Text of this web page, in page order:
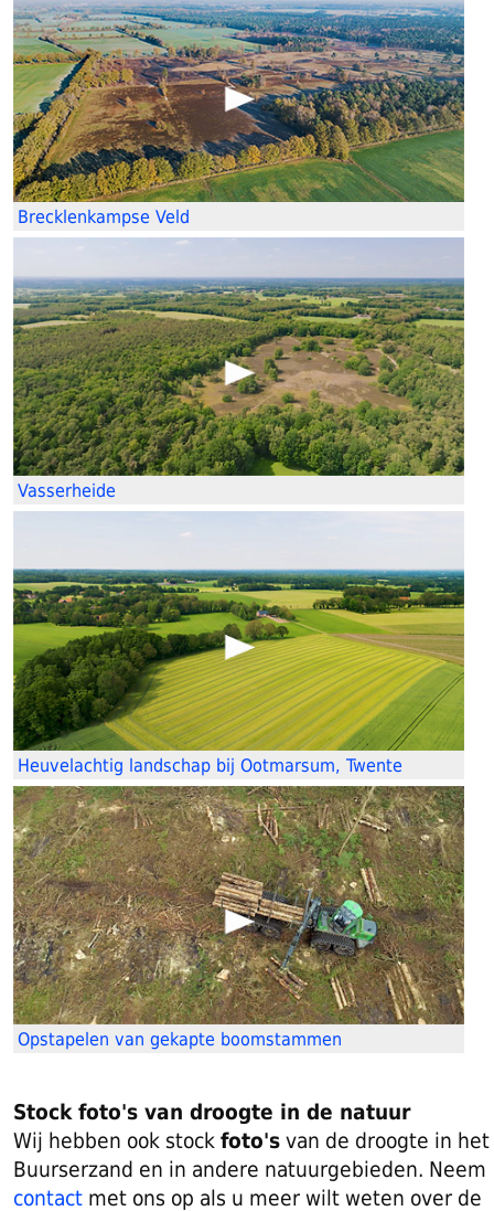
Brecklenkampse Veld
Vasserheide
Heuvelachtig landschap bij Ootmarsum, Twente
Opstapelen van gekapte boomstammen
Stock foto's van droogte in de natuur
Wij hebben ook stock foto's van de droogte in het
Buurserzand en in andere natuurgebieden. Neem
contact met ons op als u meer wilt weten over de